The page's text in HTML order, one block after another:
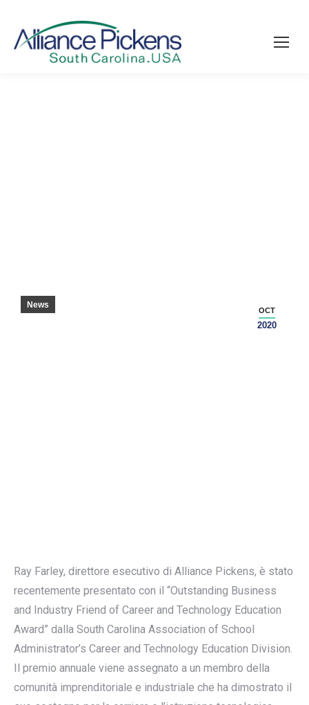
OCT
2020
News
Ray Farley, direttore esecutivo di Alliance Pickens, è stato
recentemente presentato con il “Outstanding Business
and Industry Friend of Career and Technology Education
Award” dalla South Carolina Association of School
Administrator’s Career and Technology Education Division.
Il premio annuale viene assegnato a un membro della
comunità imprenditoriale e industriale che ha dimostrato il